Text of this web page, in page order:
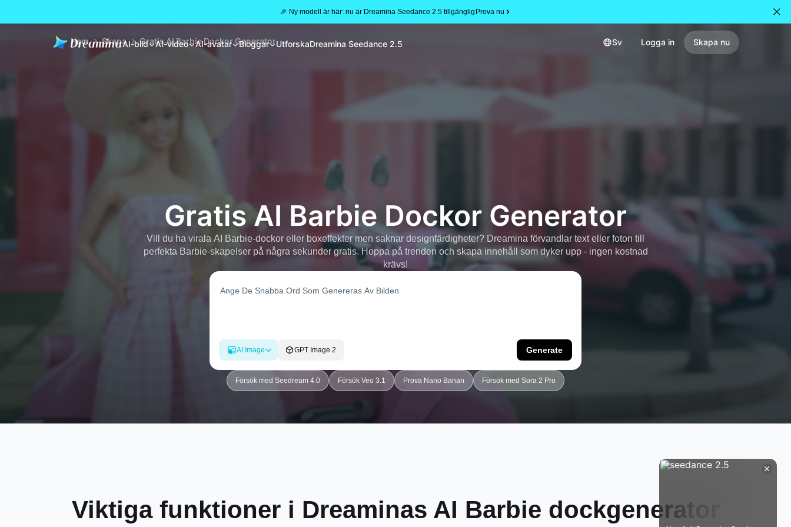
🎉 Ny modell är här: nu är Dreamina Seedance 2.5 tillgängligProva nu
AI-bild AI-video AI-avatar Bloggar UtforskaDreamina Seedance 2.5 Sv Logga in Skapa nu
Hem Skapa Gratis AI Barbie Dockor Generator
Gratis AI Barbie Dockor Generator
Vill du ha virala AI Barbie-dockor eller boxeffekter men saknar designfärdigheter? Dreamina förvandlar text eller foton till
perfekta Barbie-skapelser på några sekunder gratis. Hoppa på trenden och skapa innehåll som dyker upp - ingen kostnad
krävs!
AI Image GPT Image 2 Generate
Försök med Seedream 4.0 Försök Veo 3.1 Prova Nano Banan Försök med Sora 2 Pro
Viktiga funktioner i Dreaminas AI Barbie dockgenerator